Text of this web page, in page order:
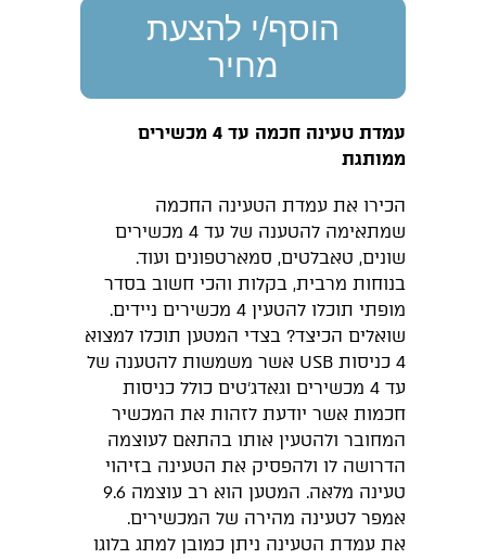
הוסף/י להצעת
מחיר
עמדת טעינה חכמה עד 4 מכשירים
ממותגת
הכירו את עמדת הטעינה החכמה
שמתאימה להטענה של עד 4 מכשירים
שונים, טאבלטים, סמארטפונים ועוד.
בנוחות מרבית, בקלות והכי חשוב בסדר
מופתי תוכלו להטעין 4 מכשירים ניידים.
שואלים הכיצד? בצדי המטען תוכלו למצוא
4 כניסות USB אשר משמשות להטענה של
עד 4 מכשירים וגאדג'טים כולל כניסות
חכמות אשר יודעת לזהות את המכשיר
המחובר ולהטעין אותו בהתאם לעוצמה
הדרושה לו ולהפסיק את הטעינה בזיהוי
טעינה מלאה. המטען הוא רב עוצמה 9.6
אמפר לטעינה מהירה של המכשירים.
את עמדת הטעינה ניתן כמובן למתג בלוגו